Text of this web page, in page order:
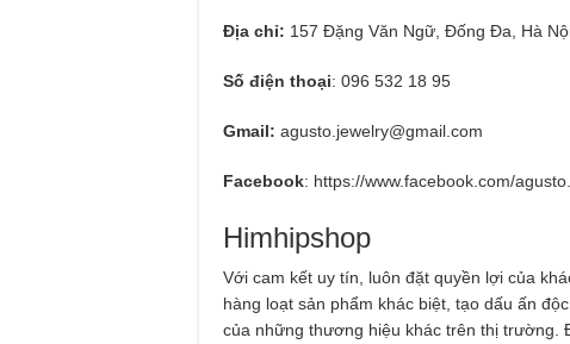
Địa chỉ: 157 Đặng Văn Ngữ, Đống Đa, Hà
Số điện thoại: 096 532 18 95
Gmail: agusto.jewelry@gmail.com
Facebook: https://www.facebook.com/
Himhipshop
Với cam kết uy tín, luôn đặt quyền lợi của
hàng loạt sản phẩm khác biệt, tạo dấu ấn
của những thương hiệu khác trên thị trường.